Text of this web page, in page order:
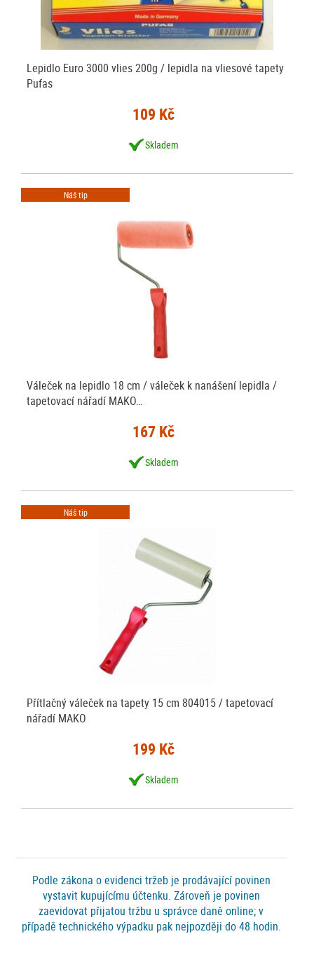
Lepidlo Euro 3000 vlies 200g / lepidla na vliesové tapety
Pufas
109 Kč
Skladem
Náš tip
Váleček na lepidlo 18 cm / váleček k nanášení lepidla /
tapetovací nářadí MAKO…
167 Kč
Skladem
Náš tip
Přítlačný váleček na tapety 15 cm 804015 / tapetovací
nářadí MAKO
199 Kč
Skladem
Podle zákona o evidenci tržeb je prodávající povinen
vystavit kupujícímu účtenku. Zároveň je povinen
zaevidovat přijatou tržbu u správce daně online; v
případě technického výpadku pak nejpozději do 48 hodin.